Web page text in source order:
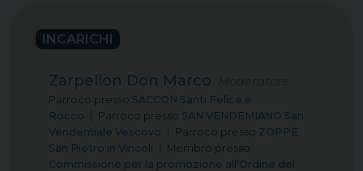
INCARICHI
Zarpellon Don Marco
Parroco presso SACCON Santi Felice e
Rocco
Parroco presso SAN VENDEMIANO San
Vendemiale Vescovo
Parroco presso ZOPPÈ
San Pietro in Vincoli
Membro presso
Commissione per la promozione all’Ordine del